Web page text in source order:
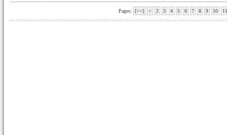
Pages: [<<] < 2 3 4 5 6 7 8 9 10 11